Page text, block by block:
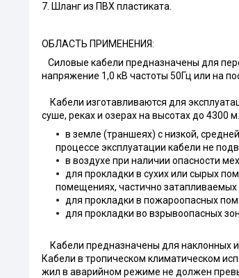
7. Шланг из ПВХ пластиката.
ОБЛАСТЬ ПРИМЕНЕНИЯ:
Силовые кабели предназначены для
напряжение 1,0 кВ частоты 50Гц или на
Кабели изготавливаются для
суше, реках и озерах на высотах до 4300
в земле (траншеях) с низкой,
процессе эксплуатации кабели не
в воздухе при наличии опасности
для прокладки в сухих или сырых
помещениях, частично затапливаемых
для прокладки в пожароопасных
для прокладки во взрывоопасных
Кабели предназначены для наклонных
Кабели в тропическом климатическом
жил в аварийном режиме не должен